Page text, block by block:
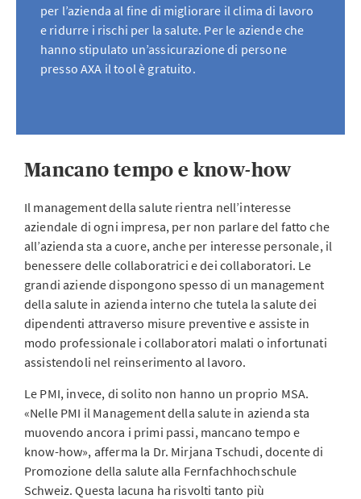
per l’azienda al fine di migliorare il clima di lavoro
e ridurre i rischi per la salute. Per le aziende che
hanno stipulato un’assicurazione di persone
presso AXA il tool è gratuito.
Mancano tempo e know-how
Il management della salute rientra nell’interesse
aziendale di ogni impresa, per non parlare del fatto che
all’azienda sta a cuore, anche per interesse personale, il
benessere delle collaboratrici e dei collaboratori. Le
grandi aziende dispongono spesso di un management
della salute in azienda interno che tutela la salute dei
dipendenti attraverso misure preventive e assiste in
modo professionale i collaboratori malati o infortunati
assistendoli nel reinserimento al lavoro.
Le PMI, invece, di solito non hanno un proprio MSA.
«Nelle PMI il Management della salute in azienda sta
muovendo ancora i primi passi, mancano tempo e
know-how», afferma la Dr. Mirjana Tschudi, docente di
Promozione della salute alla Fernfachhochschule
Schweiz. Questa lacuna ha risvolti tanto più